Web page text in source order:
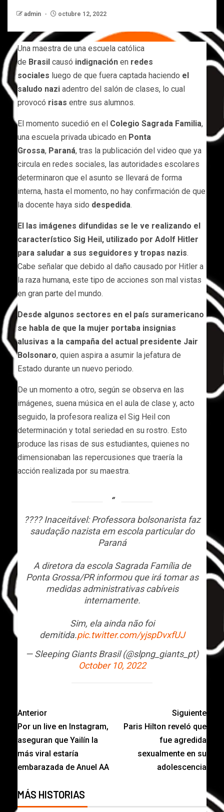
admin octubre 12, 2022
Una maestra de una escuela católica
de Brasil causó indignación en redes
sociales luego de que fuera captada haciendo el
saludo nazi adentro del salón de clases, lo cual
provocó risas entre sus alumnos.
El momento sucedió en el Colegio Sagrada Familia,
una escuela privada ubicado en Ponta
Grossa, Paraná, tras la publicación del video que ya
circula en redes sociales, las autoridades escolares
determinaron que el asunto se llevará de forma
interna, hasta el momento, no hay confirmación de que
la docente haya sido despedida.
El las imágenes difundidas se le ve realizando el
característico Sig Heil, utilizado por Adolf Hitler
para saludar a sus seguidores y tropas nazis.
Cabe señalar que debido al daño causado por Hitler a
la raza humana, este tipo de acciones son mal vistas
en gran parte del mundo.
Desde algunos sectores en el país suramericano
se habla de que la mujer portaba insignias
alusivas a la campaña del actual presidente Jair
Bolsonaro, quien aspira a asumir la jefatura de
Estado durante un nuevo periodo.
De un momento a otro, según se observa en las
imágenes, suena música en el aula de clase y, acto
seguido, la profesora realiza el Sig Heil con
determinación y total seriedad en su rostro. Esto
produce las risas de sus estudiantes, quienes no
dimensionaban las repercusiones que traería la
acción realizada por su maestra.
???? Inaceitável: Professora bolsonarista faz
saudação nazista em escola particular do
Paraná
A diretora da escola Sagrada Família de
Ponta Grossa/PR informou que irá tomar as
medidas administrativas cabíveis
internamente.
Sim, ela ainda não foi
demitida.pic.twitter.com/yjspDvxfUJ
— Sleeping Giants Brasil (@slpng_giants_pt)
October 10, 2022
Anterior
Por un live en Instagram,
aseguran que Yailín la
más viral estaría
embarazada de Anuel AA
Siguiente
Paris Hilton reveló que
fue agredida
sexualmente en su
adolescencia
MÁS HISTORIAS